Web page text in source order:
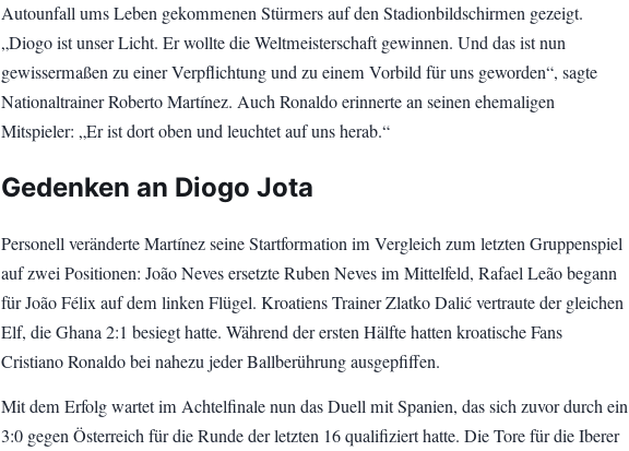
Autounfall ums Leben gekommenen Stürmers auf den Stadionbildschirmen gezeigt.
„Diogo ist unser Licht. Er wollte die Weltmeisterschaft gewinnen. Und das ist nun
gewissermaßen zu einer Verpflichtung und zu einem Vorbild für uns geworden“, sagte
Nationaltrainer Roberto Martínez. Auch Ronaldo erinnerte an seinen ehemaligen
Mitspieler: „Er ist dort oben und leuchtet auf uns herab.“
Gedenken an Diogo Jota
Personell veränderte Martínez seine Startformation im Vergleich zum letzten Gruppenspiel
auf zwei Positionen: João Neves ersetzte Ruben Neves im Mittelfeld, Rafael Leão begann
für João Félix auf dem linken Flügel. Kroatiens Trainer Zlatko Dalić vertraute der gleichen
Elf, die Ghana 2:1 besiegt hatte. Während der ersten Hälfte hatten kroatische Fans
Cristiano Ronaldo bei nahezu jeder Ballberührung ausgepfiffen.
Mit dem Erfolg wartet im Achtelfinale nun das Duell mit Spanien, das sich zuvor durch ein
3:0 gegen Österreich für die Runde der letzten 16 qualifiziert hatte. Die Tore für die Iberer